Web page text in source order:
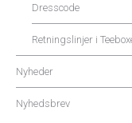
Dresscode
Retningslinjer i
Nyheder
Nyhedsbrev